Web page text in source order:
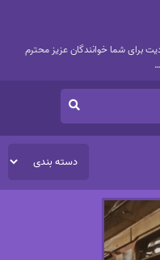
برای شما خوانندگان عزیز محترم